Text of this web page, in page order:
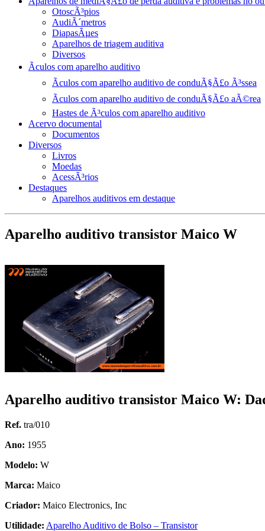
OtoscÃ³pios
AudiÃ´metros
DiapasÃµes
Aparelhos de triagem auditiva
Diversos
Ãculos com aparelho auditivo
Ãculos com aparelho auditivo de conduÃ§Ã£o Ã³ssea
Ãculos com aparelho auditivo de conduÃ§Ã£o aÃ©rea
Hastes de Ã³culos com aparelho auditivo
Acervo documental
Documentos
Diversos
Livros
Moedas
AcessÃ³rios
Destaques
Aparelhos auditivos em destaque
Aparelho auditivo transistor Maico W
Aparelho auditivo transistor Maico W:
Ref. tra/010
Ano: 1955
Modelo: W
Marca: Maico
Criador: Maico Electronics, Inc
Utilidade: Aparelho Auditivo de Bolso – Transistor